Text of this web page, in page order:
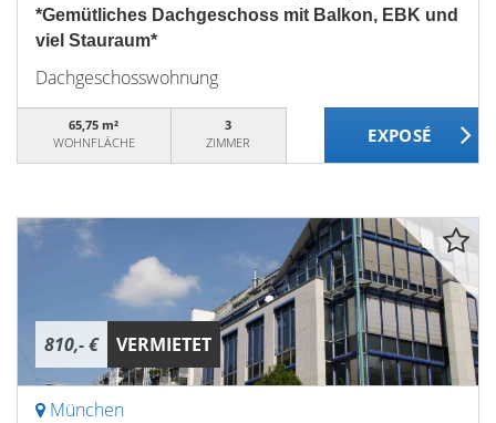
*Gemütliches Dachgeschoss mit Balkon, EBK und
viel Stauraum*
Dachgeschosswohnung
65,75 m²
WOHNFLÄCHE
3
ZIMMER
810,- € VERMIETET
München